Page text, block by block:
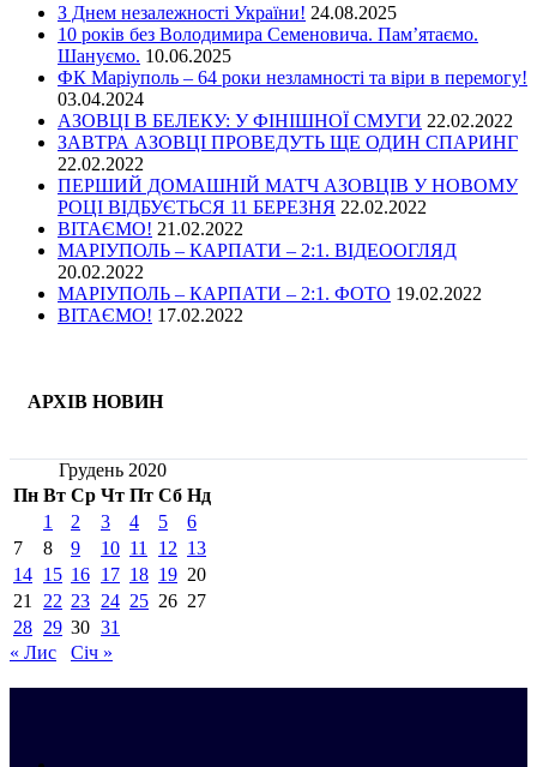
З Днем незалежності України! 24.08.2025
10 років без Володимира Семеновича. Пам’ятаємо.
Шануємо. 10.06.2025
ФК Маріуполь – 64 роки незламності та віри в перемогу!
03.04.2024
АЗОВЦІ В БЕЛЕКУ: У ФІНІШНОЇ СМУГИ 22.02.2022
ЗАВТРА АЗОВЦІ ПРОВЕДУТЬ ЩЕ ОДИН СПАРИНГ
22.02.2022
ПЕРШИЙ ДОМАШНІЙ МАТЧ АЗОВЦІВ У НОВОМУ
РОЦІ ВІДБУЄТЬСЯ 11 БЕРЕЗНЯ 22.02.2022
ВІТАЄМО! 21.02.2022
МАРІУПОЛЬ – КАРПАТИ – 2:1. ВІДЕООГЛЯД
20.02.2022
МАРІУПОЛЬ – КАРПАТИ – 2:1. ФОТО 19.02.2022
ВІТАЄМО! 17.02.2022
АРХІВ НОВИН
Грудень 2020
Пн Вт Ср Чт Пт Сб Нд
1
2 3 4 5
6
7
8 9 10 11 12 13
14 15 16 17 18 19 20
21
22 23 24 25 26 27
28 29 30 31
« Лис
Січ »